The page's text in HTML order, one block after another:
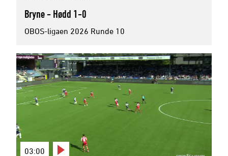
Bryne - Hødd 1-0
OBOS-ligaen 2026 Runde 10
03:00